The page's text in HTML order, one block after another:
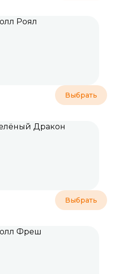
Выбрать
Выбрать